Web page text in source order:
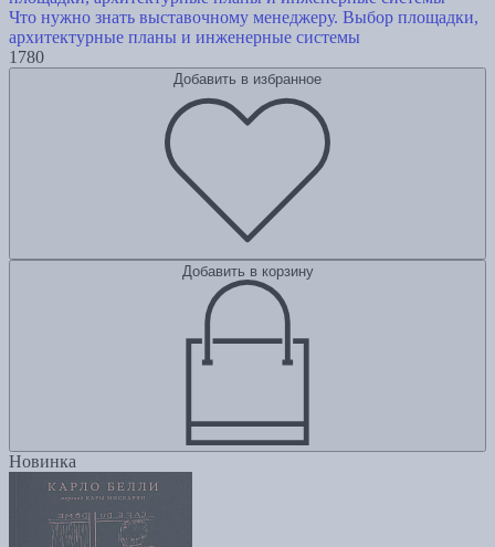
Что нужно знать выставочному менеджеру. Выбор площадки,
архитектурные планы и инженерные системы
1780
Добавить в избранное
Добавить в корзину
Новинка